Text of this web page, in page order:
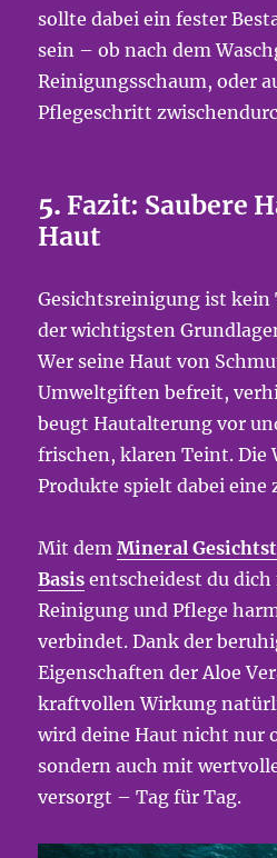
sollte dabei ein fester
sein – ob nach dem
Reinigungsschaum, oder
Pflegeschritt
5.Fazit: Saubere
Haut
Gesichtsreinigung ist kein
der wichtigsten
Wer seine Haut von
Umweltgiften befreit,
beugt Hautalterung vor
frischen, klaren Teint. Die
Produkte spielt dabei eine
Mit demMineral
Basis entscheidest du
Reinigung und Pflege
verbindet. Dank der
Eigenschaften der Aloe
kraftvollen Wirkung
wird deine Haut nicht nur
sondern auch mit
versorgt – Tag für Tag.